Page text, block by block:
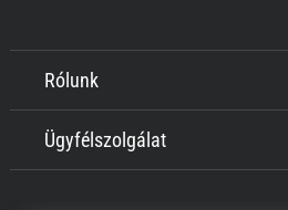
Rólunk
Ügyfélszolgálat